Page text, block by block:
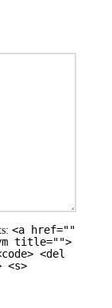
<a href=""
title="">
<del
<s>